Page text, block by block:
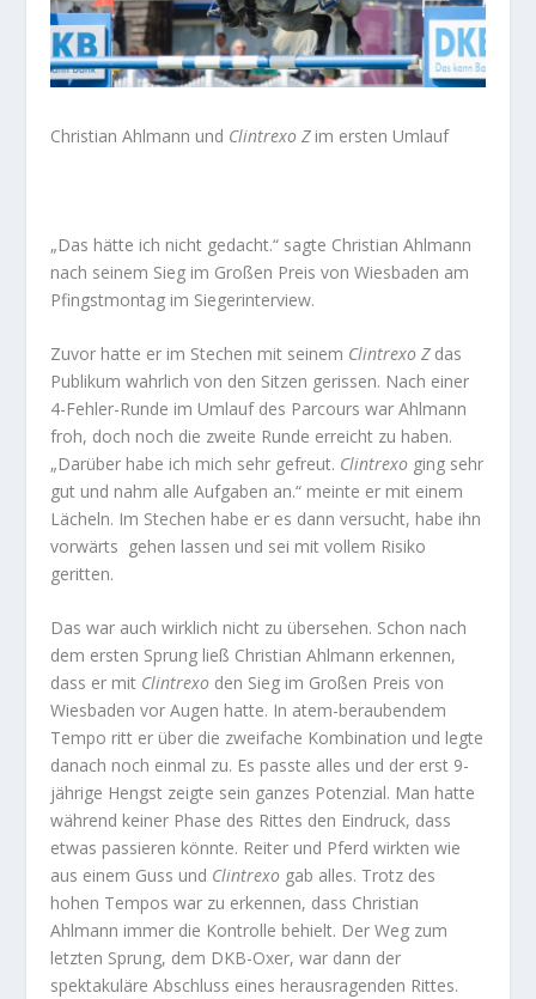
Christian Ahlmann und Clintrexo Zim ersten Umlauf
„Das hätte ich nicht gedacht.“ sagte Christian Ahlmann
nach seinem Sieg im Großen Preis von Wiesbaden am
Pfingstmontag im Siegerinterview.
Zuvor hatte er im Stechen mit seinem Clintrexo Z das
Publikum wahrlich von den Sitzen gerissen. Nach einer
4-Fehler-Runde im Umlauf des Parcours war Ahlmann
froh, doch noch die zweite Runde erreicht zu haben.
„Darüber habe ich mich sehr gefreut. Clintrexo ging sehr
gut und nahm alle Aufgaben an.“ meinte er mit einem
Lächeln. Im Stechen habe er es dann versucht, habe ihn
vorwärts gehen lassen und sei mit vollem Risiko
geritten.
Das war auch wirklich nicht zu übersehen. Schon nach
dem ersten Sprung ließ Christian Ahlmann erkennen,
dass er mit Clintrexo den Sieg im Großen Preis von
Wiesbaden vor Augen hatte. In atem-beraubendem
Tempo ritt er über die zweifache Kombination und legte
danach noch einmal zu. Es passte alles und der erst 9-
jährige Hengst zeigte sein ganzes Potenzial. Man hatte
während keiner Phase des Rittes den Eindruck, dass
etwas passieren könnte. Reiter und Pferd wirkten wie
aus einem Guss und Clintrexo gab alles. Trotz des
hohen Tempos war zu erkennen, dass Christian
Ahlmann immer die Kontrolle behielt. Der Weg zum
letzten Sprung, dem DKB-Oxer, war dann der
spektakuläre Abschluss eines herausragenden Rittes.